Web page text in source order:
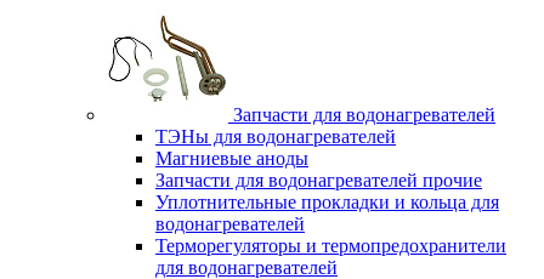
Запчасти для водонагревателей
ТЭНы для водонагревателей
Магниевые аноды
Запчасти для водонагревателей прочие
Уплотнительные прокладки и кольца для
водонагревателей
Терморегуляторы и термопредохранители
для водонагревателей